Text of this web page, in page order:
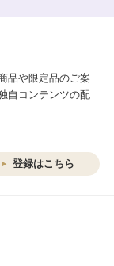
品や限定品のご案
自コンテンツの配
登録はこちら